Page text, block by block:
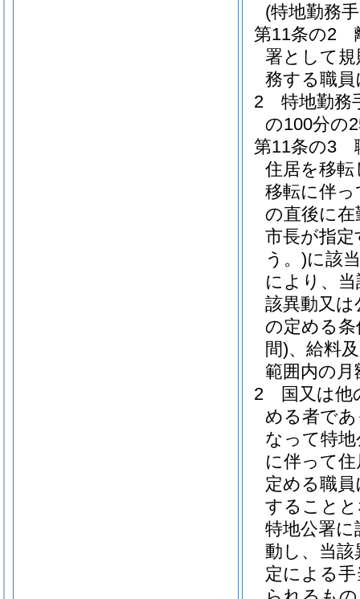
(特地勤務
第11条の2
署として
務する職
2
特地勤務
の100分の
第11条の3
住居を移
移転に伴
の直後に
市長が指
う。)に該
により、
該異動又
の定める
間)、給料
範囲内の
2
国又は
める者で
なって特
に伴って
定める職
すること
特地公署
動し、当
定による